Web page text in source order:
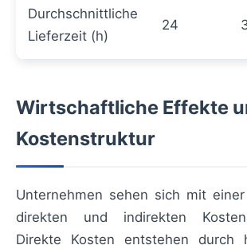
Durchschnittliche
Lieferzeit (h)
24
Wirtschaftliche Effekte
Kostenstruktur
Unternehmen sehen sich mit
direkten und indirekten
Direkte Kosten entstehen durch